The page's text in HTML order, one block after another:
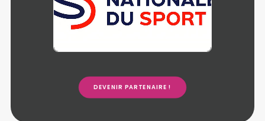
DEVENIR PARTENAIRE !